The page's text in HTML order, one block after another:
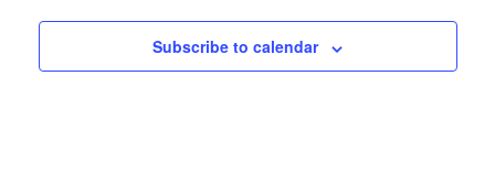
Subscribe to calendar